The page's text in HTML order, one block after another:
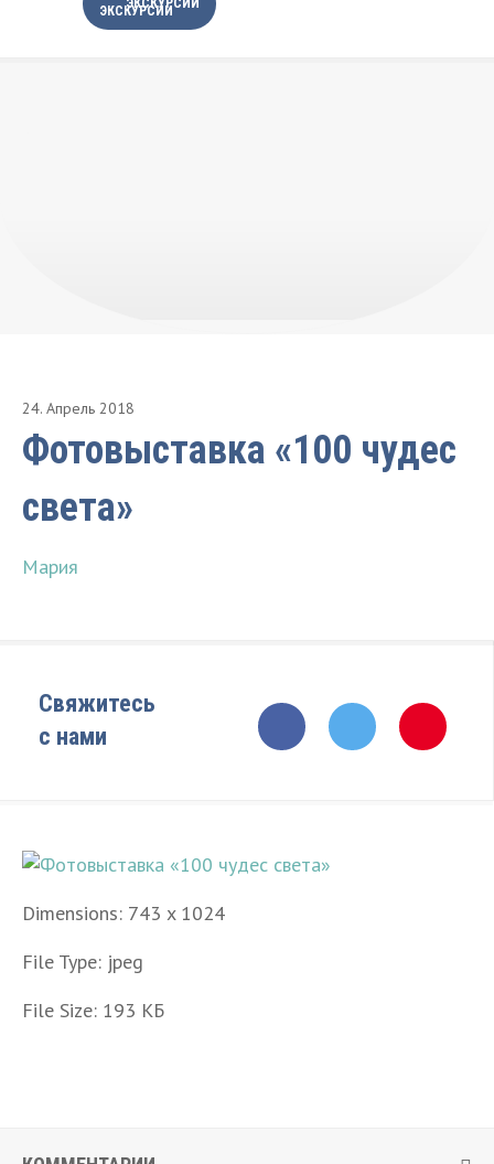
24. Апрель 2018
Фотовыставка «100 чудес
света»
Мария
Свяжитесь
с нами
Dimensions: 743 x 1024
File Type: jpeg
File Size: 193 КБ